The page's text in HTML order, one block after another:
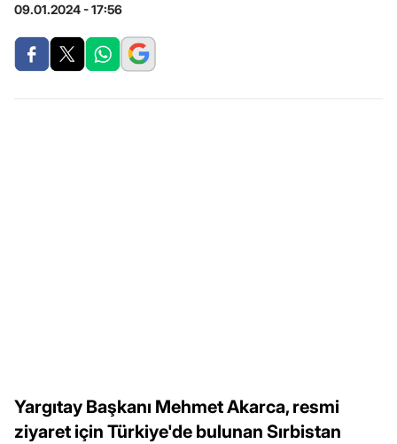
09.01.2024 - 17:56
Yargıtay Başkanı Mehmet Akarca, resmi
ziyaret için Türkiye'de bulunan Sırbistan